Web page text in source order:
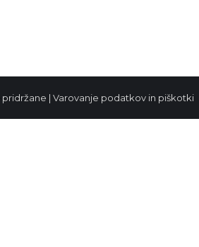
| Varovanje podatkov in piškotki